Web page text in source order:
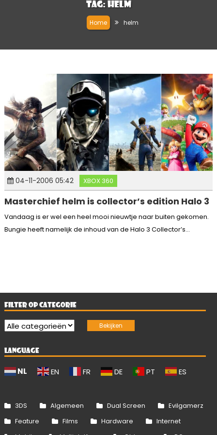
Tag: helm
Home helm
04-11-2006 05:42 XBOX 360
Masterchief helm is collector’s edition Halo 3
Vandaag is er wel een heel mooi nieuwtje naar buiten gekomen.
Bungie heeft namelijk de inhoud van de Halo 3 Collector’s...
FILTER OP CATEGORIE
LANGUAGE
NL EN FR DE PT ES
3DS Algemeen Dual Screen
Evilgamerz
Feature
Films Hardware
Internet